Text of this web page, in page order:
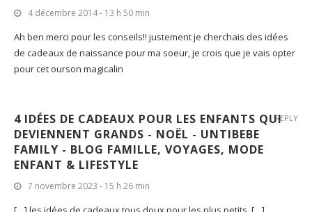
4 décembre 2014 - 13 h 50 min
Ah ben merci pour les conseils!! justement je cherchais des idées
de cadeaux de naissance pour ma soeur, je crois que je vais opter
pour cet ourson magicalin
4 IDÉES DE CADEAUX POUR LES ENFANTS QUI
DEVIENNENT GRANDS - NOËL - UNTIBEBE
FAMILY - BLOG FAMILLE, VOYAGES, MODE
ENFANT & LIFESTYLE
7 novembre 2023 - 15 h 26 min
REPLY